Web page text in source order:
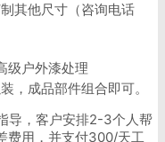
其他尺寸（咨询电话
级户外漆处理
，成品部件组合即可。
导，客户安排2-3个人帮
费用，并支付300/天工